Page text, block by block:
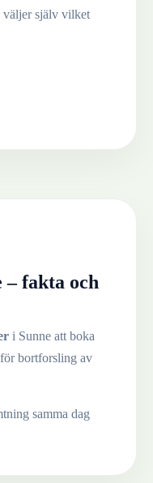
väljer själv vilket
– fakta och
i Sunne att boka
bortforsling av
samma dag